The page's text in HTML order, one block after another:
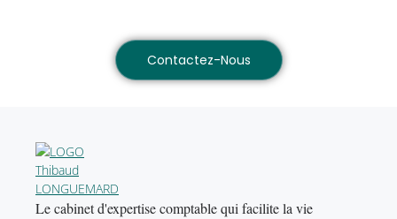
Contactez-Nous
Le cabinet d'expertise comptable qui facilite la vie